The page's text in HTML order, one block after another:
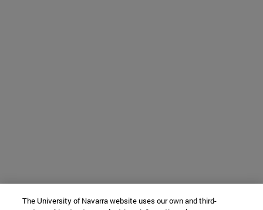
The University of Navarra website uses our own and third-